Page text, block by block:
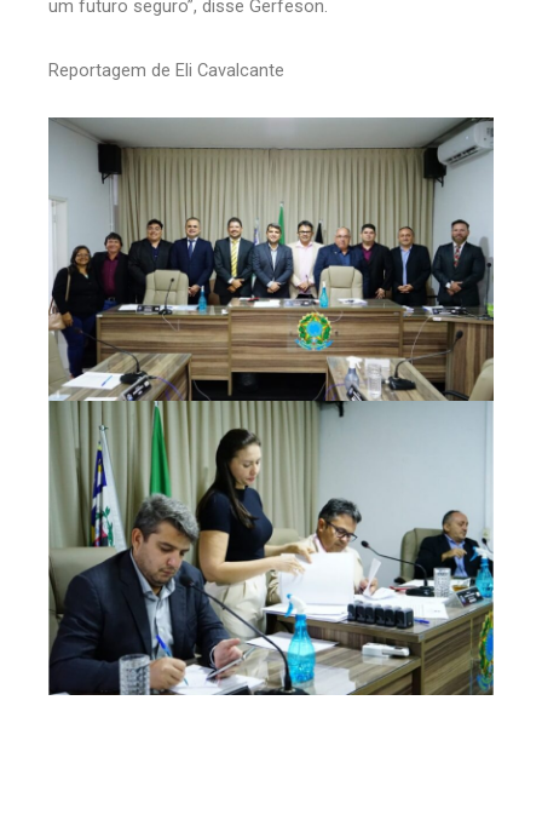
um futuro seguro”, disse Gerfeson.
Reportagem de Eli Cavalcante